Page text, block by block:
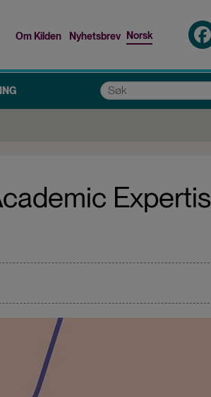
menu
Om Kilden Nyhetsbrev Norsk
Søk